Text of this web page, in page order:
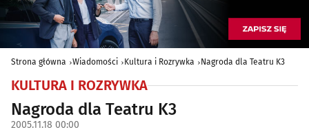
Strona główna Wiadomości Kultura i Rozrywka Nagroda dla Teatru K3
KULTURA I ROZRYWKA
Nagroda dla Teatru K3
2005.11.18 00:00